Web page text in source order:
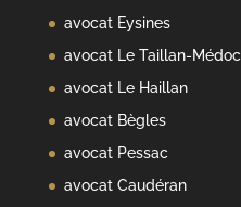
avocat Eysines
avocat Le Taillan-Médoc
avocat Le Haillan
avocat Bègles
avocat Pessac
avocat Caudéran